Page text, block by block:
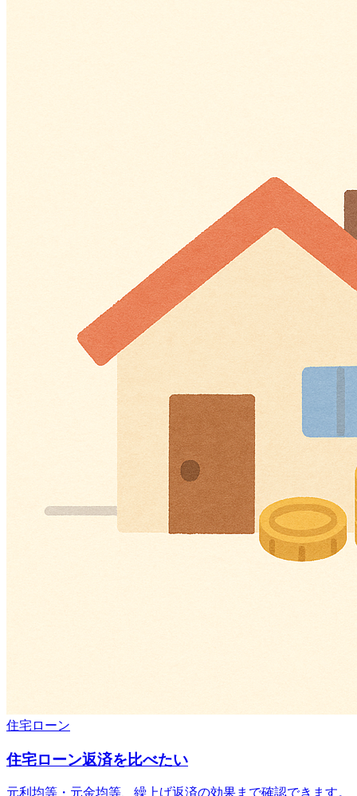
住宅ローン
住宅ローン返済を比べたい
元利均等・元金均等、繰上げ返済の効果まで確認できます。